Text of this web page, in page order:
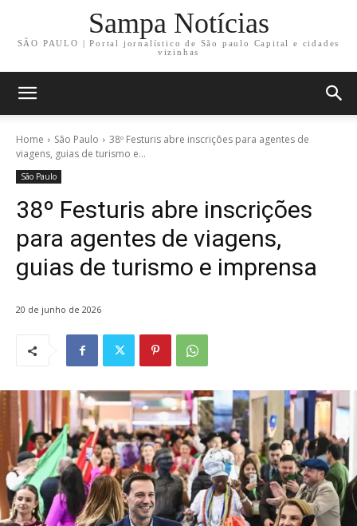
Sampa Notícias
SÃO PAULO | Portal jornalístico de São paulo Capital e cidades
vizinhas
Home São Paulo
38º Festuris abre inscrições para agentes de
viagens, guias de turismo e...
São Paulo
38º Festuris abre inscrições
para agentes de viagens,
guias de turismo e imprensa
20 de junho de 2026